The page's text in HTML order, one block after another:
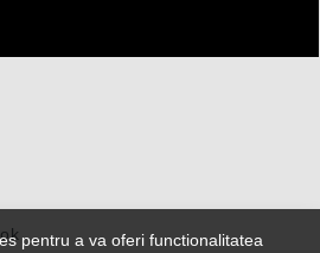
pentru a va oferi functionalitatea